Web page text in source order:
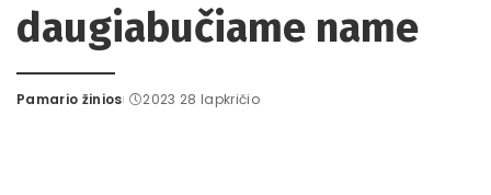
daugiabučiame name
Posted
Pamario žinios 2023 28 lapkričio